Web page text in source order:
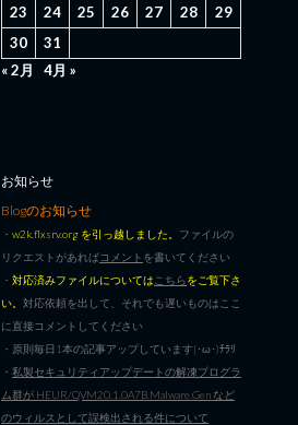
23
24 25 26 27 28
29
30
31
« 2月
4月 »
お知らせ
Blogのお知らせ
・ w2k.flxsrv.org を引っ越しました。 ファイルの
リクエストがあればコメント を書いてください
・ 対応済みファイルについては こちらをご覧下さ
い。 対応依頼を出して、それでも遅いものはここ
に直接コメントしてください
・原則毎日1本の記事アップしています|･ω･)ﾁﾗﾘ
・ 私製セキュリティアップデートの解凍プログラ
ム群が HEUR/QVM20.1.0A7B.Malware.Gen など
のウィルスとして誤検出される件について